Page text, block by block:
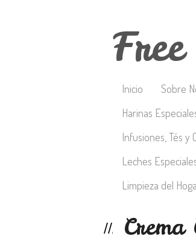
Inicio Sobre
Harinas
Infusiones, Tés y
Leches
Limpieza del